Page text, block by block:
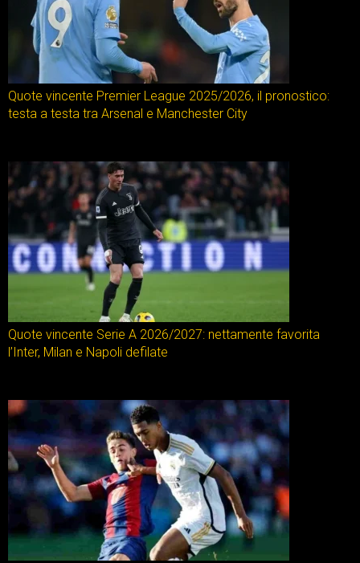
Quote vincente Premier League 2025/2026, il pronostico:
testa a testa tra Arsenal e Manchester City
Quote vincente Serie A 2026/2027: nettamente favorita
l’Inter, Milan e Napoli defilate